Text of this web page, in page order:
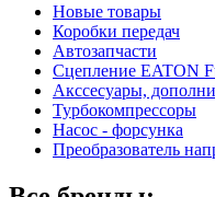
Новые товары
Коробки передач
Автозапчасти
Сцепление EATON
Акссесуары,
Турбокомпрессоры
Насос - форсунка
Преобразователь